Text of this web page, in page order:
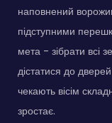
наповнений
підступними
мета - зібрати всі
дістатися до
чекають вісім
зростає.